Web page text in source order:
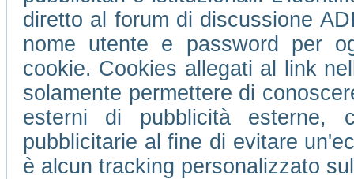
diretto al forum di discussione
nome utente e password per
cookie. Cookies allegati al link
solamente permettere di
esterni di pubblicità esterne,
pubblicitarie al fine di evitare
è alcun tracking personalizzato